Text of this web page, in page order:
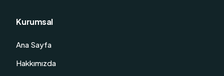
Kurumsal
Ana Sayfa
Hakkımızda